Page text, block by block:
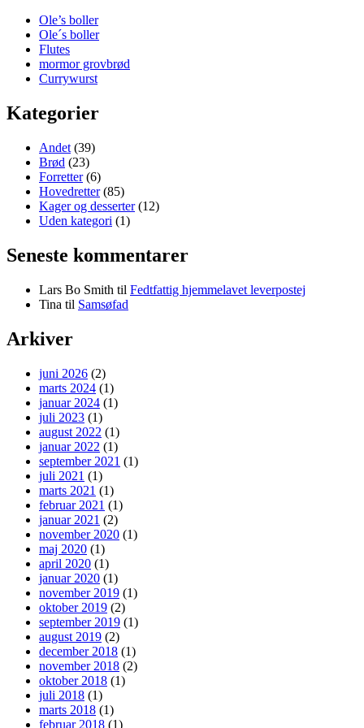
Ole’s boller
Ole´s boller
Flutes
mormor grovbrød
Currywurst
Kategorier
Andet (39)
Brød (23)
Forretter(6)
Hovedretter(85)
Kager og desserter(12)
Uden kategori (1)
Seneste kommentarer
Lars Bo Smith til Fedtfattig hjemmelavet leverpostej
Tina til Samsøfad
Arkiver
juni 2026 (2)
marts 2024 (1)
januar 2024 (1)
juli 2023 (1)
august 2022 (1)
januar 2022 (1)
september 2021 (1)
juli 2021 (1)
marts 2021 (1)
februar 2021 (1)
januar 2021 (2)
november 2020 (1)
maj 2020 (1)
april 2020 (1)
januar 2020 (1)
november 2019 (1)
oktober 2019 (2)
september 2019 (1)
august 2019 (2)
december 2018 (1)
november 2018 (2)
oktober 2018 (1)
juli 2018 (1)
marts 2018 (1)
februar 2018 (1)